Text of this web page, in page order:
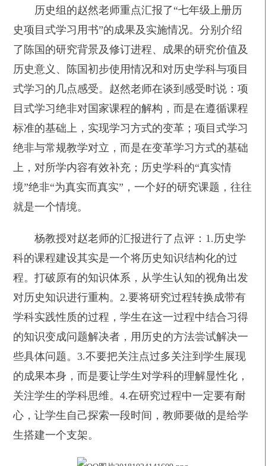
历史组的赵然老师重点汇报了“七年级上册历
史项目式学习用书”的成果及实施情况。分别介绍
了陈国的研究背景及修订进程、成果的研究价值及
历史意义、陈国初步使用情况和对历史学科与项目
式学习的几点感受。赵然老师在谈到感受时说：项
目式学习绝非对国家课程的解构，而是在遵循课程
标准的基础上，实现学习方式的变革；项目式学习
绝非与常规教学对立，而是在变革学习方式的基础
上，对所学内容有效补充；历史学科的“真实情
境”绝非“为真实而真实”，一个好的研究课题，往往
就是一个情境。
杨教授对赵老师的汇报进行了点评：1.历史学
科的课程建设其实是一个将历史知识结构化的过
程。打破原有的知识体系，从学生认知的视角出发
对历史知识进行重构。2.要将研究过程转换成带有
学科实践性质的过程，学生在这一过程中结合习得
的知识变成问题解决者，用历史的方法尝试解决一
些具体问题。3.不要把关注点过多关注到学生展现
的成果本身，而是要让学生对学科的理解显性化，
关注学生的学科思维。4.在研究过程中一定要有耐
心，让学生自己探索一段时间，教师要做的是给学
生搭建一个支架。